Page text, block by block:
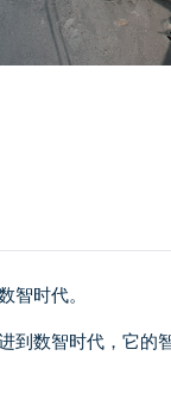
智时代。
数智时代，它